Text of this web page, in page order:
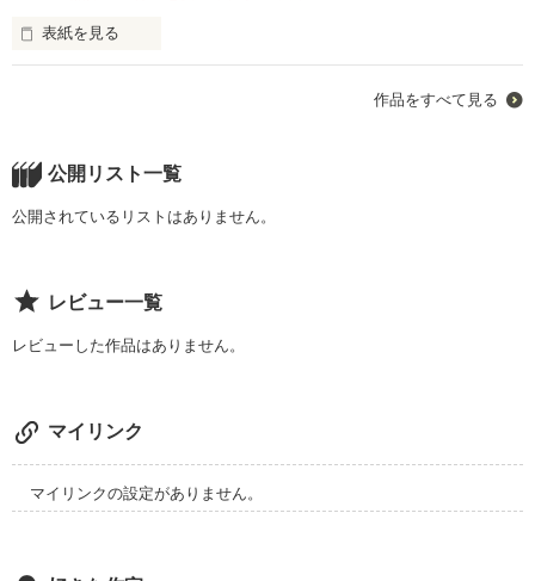
表紙を見る
                              そして
                                 今
作品をすべて見る
公開リスト一覧
公開されているリストはありません。
レビュー一覧
レビューした作品はありません。
マイリンク
マイリンクの設定がありません。